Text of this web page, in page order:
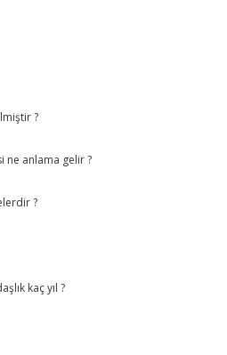
?
ne anlama gelir ?
?
kaç yıl ?